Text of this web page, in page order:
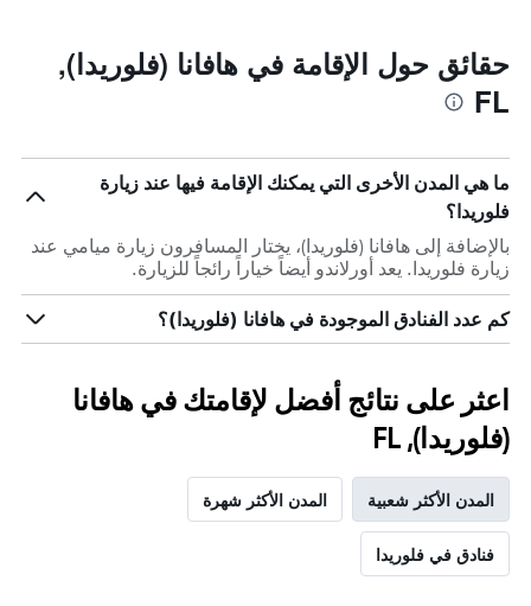
حقائق حول الإقامة في هافانا (فلوريدا),
FL
ما هي المدن الأخرى التي يمكنك الإقامة فيها عند زيارة
فلوريدا؟
بالإضافة إلى هافانا (فلوريدا)، يختار المسافرون زيارة ميامي عند
زيارة فلوريدا. يعد أورلاندو أيضاً خياراً رائجاً للزيارة.
كم عدد الفنادق الموجودة في هافانا (فلوريدا)؟
اعثر على نتائج أفضل لإقامتك في هافانا
(فلوريدا), FL
المدن الأكثر شعبية المدن الأكثر شهرة
فنادق في فلوريدا